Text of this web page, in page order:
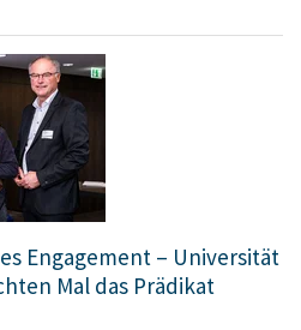
Engagement – Universität
Mal das Prädikat